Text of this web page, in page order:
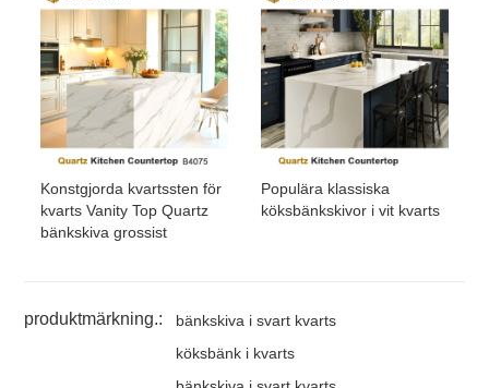
Konstgjorda kvartssten för
kvarts Vanity Top Quartz
bänkskiva grossist
Populära klassiska
köksbänkskivor i vit kvarts
produktmärkning.:
bänkskiva i svart kvarts
köksbänk i kvarts